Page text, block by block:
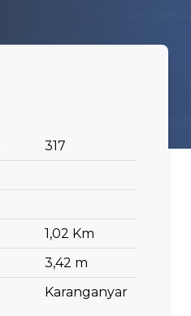
317
1,02 Km
3,42 m
Karanganyar